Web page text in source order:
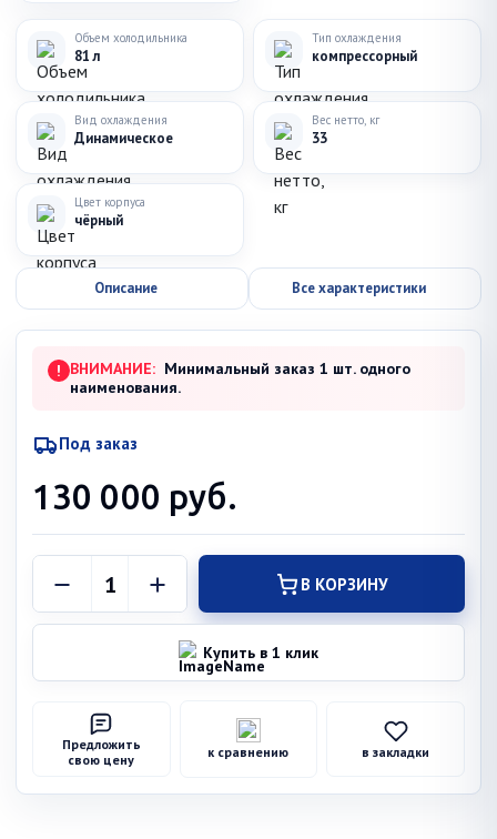
Объем холодильника
81 л
Тип охлаждения
компрессорный
Вид охлаждения
Динамическое
Вес нетто, кг
33
Цвет корпуса
чёрный
Описание Все характеристики
! ВНИМАНИЕ: Минимальный заказ 1 шт. одного
наименования.
Под заказ
130 000 руб.
В КОРЗИНУ
Купить в 1 клик
Предложить
свою цену
к сравнению в закладки